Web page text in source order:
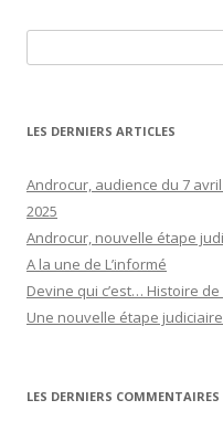
LES DERNIERS ARTICLES
Androcur, audience du 7
2025
Androcur, nouvelle étape
A la une de L’informé
Devine qui c’est… Histoire
Une nouvelle étape
LES DERNIERS COMMENTAIRES